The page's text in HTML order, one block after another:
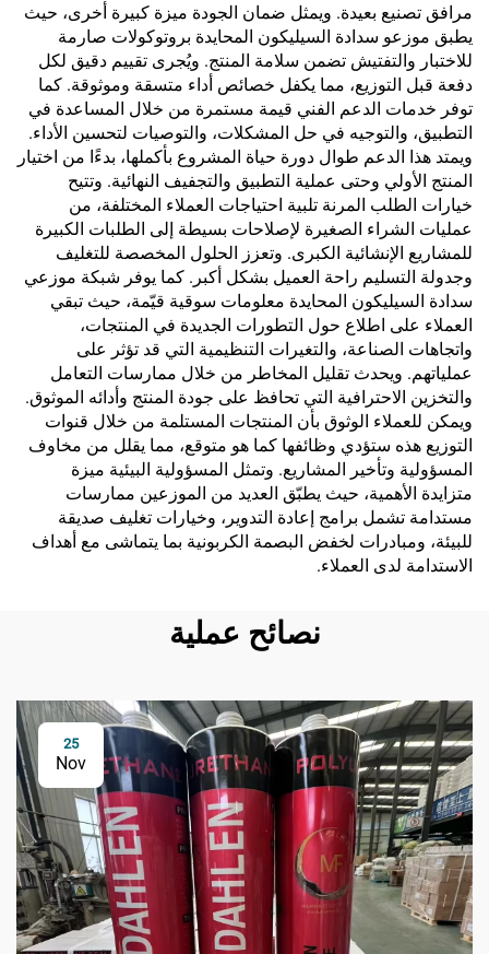
مرافق تصنيع بعيدة. ويمثل ضمان الجودة ميزة كبيرة أخرى، حيث
يطبق موزعو سدادة السيليكون المحايدة بروتوكولات صارمة
للاختبار والتفتيش تضمن سلامة المنتج. ويُجرى تقييم دقيق لكل
دفعة قبل التوزيع، مما يكفل خصائص أداء متسقة وموثوقة. كما
توفر خدمات الدعم الفني قيمة مستمرة من خلال المساعدة في
التطبيق، والتوجيه في حل المشكلات، والتوصيات لتحسين الأداء.
ويمتد هذا الدعم طوال دورة حياة المشروع بأكملها، بدءًا من اختيار
المنتج الأولي وحتى عملية التطبيق والتجفيف النهائية. وتتيح
خيارات الطلب المرنة تلبية احتياجات العملاء المختلفة، من
عمليات الشراء الصغيرة لإصلاحات بسيطة إلى الطلبات الكبيرة
للمشاريع الإنشائية الكبرى. وتعزز الحلول المخصصة للتغليف
وجدولة التسليم راحة العميل بشكل أكبر. كما يوفر شبكة موزعي
سدادة السيليكون المحايدة معلومات سوقية قيّمة، حيث تبقي
العملاء على اطلاع حول التطورات الجديدة في المنتجات،
واتجاهات الصناعة، والتغيرات التنظيمية التي قد تؤثر على
عملياتهم. ويحدث تقليل المخاطر من خلال ممارسات التعامل
والتخزين الاحترافية التي تحافظ على جودة المنتج وأدائه الموثوق.
ويمكن للعملاء الوثوق بأن المنتجات المستلمة من خلال قنوات
التوزيع هذه ستؤدي وظائفها كما هو متوقع، مما يقلل من مخاوف
المسؤولية وتأخير المشاريع. وتمثل المسؤولية البيئية ميزة
متزايدة الأهمية، حيث يطبّق العديد من الموزعين ممارسات
مستدامة تشمل برامج إعادة التدوير، وخيارات تغليف صديقة
للبيئة، ومبادرات لخفض البصمة الكربونية بما يتماشى مع أهداف
الاستدامة لدى العملاء.
نصائح عملية
25
Nov